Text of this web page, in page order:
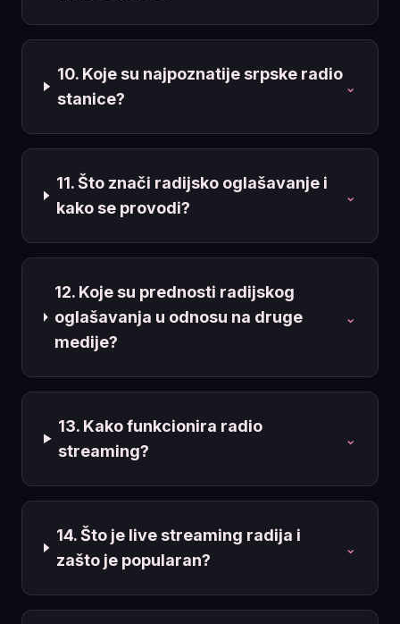
10. Koje su najpoznatije srpske radio
stanice?
⌄
11. Što znači radijsko oglašavanje i
kako se provodi?
⌄
12. Koje su prednosti radijskog
oglašavanja u odnosu na druge
medije?
⌄
13. Kako funkcionira radio
streaming?
⌄
14. Što je live streaming radija i
zašto je popularan?
⌄